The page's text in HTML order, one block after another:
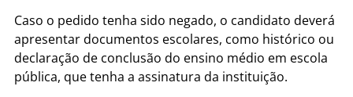
Caso o pedido tenha sido negado, o candidato deverá
apresentar documentos escolares, como histórico ou
declaração de conclusão do ensino médio em escola
pública, que tenha a assinatura da instituição.